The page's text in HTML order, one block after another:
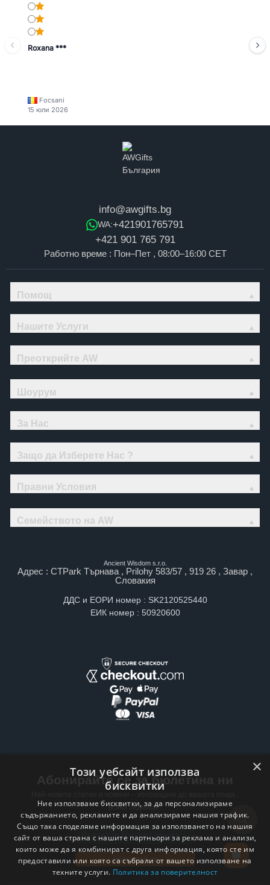
Roxana ***
Focsani
15 юли 2026
info@awgifts.bg
WA:+421901765791
+421 901 765 791
Работно време : Пон–Пет , 08:00–16:00 CET
Помощ
Нашите Услуги
Преоткрийте AW
Шоурум
За Нас
Защо да Изберете Нас ?
Правни Условия
Семейството на AW
Ancient Wisdom s.r.o.
Адрес : CTPark Търнава , Prilohy 583/57 , 919 26 , Завар ,
Словакия
ДДС и ЕОРИ номер : SK2120525440
ЕИК номер : 50920600
Абонирайте се за бюлетина ни
всяка седмица .
Email address
Абонирай се
×
Този уебсайт използва
бисквитки
Ние използваме бисквитки, за да персонализираме
съдържанието, рекламите и да анализираме нашия трафик.
Също така споделяме информация за използването на нашия
сайт от ваша страна с нашите партньори за реклама и анализи,
които може да я комбинират с друга информация, която сте им
предоставили или която са събрали от вашето използване на
техните услуги. Политика за поверителност